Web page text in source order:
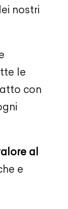
nostri
le
con
al
e